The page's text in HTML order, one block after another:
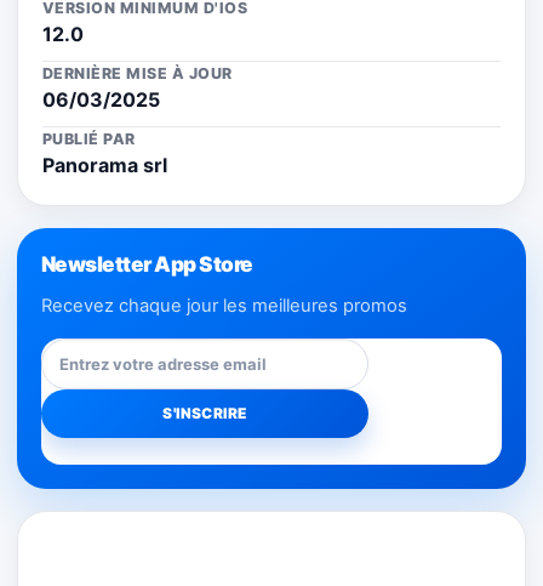
VERSION MINIMUM D'IOS
12.0
DERNIÈRE MISE À JOUR
06/03/2025
PUBLIÉ PAR
Panorama srl
Newsletter App Store
Recevez chaque jour les meilleures promos